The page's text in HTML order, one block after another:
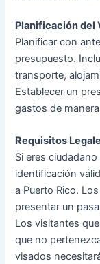
Planificación del
Planificar con
presupuesto.
transporte,
Establecer un
gastos de
Requisitos
Si eres
identificación
a Puerto Rico.
presentar un
Los visitantes
que no
visados